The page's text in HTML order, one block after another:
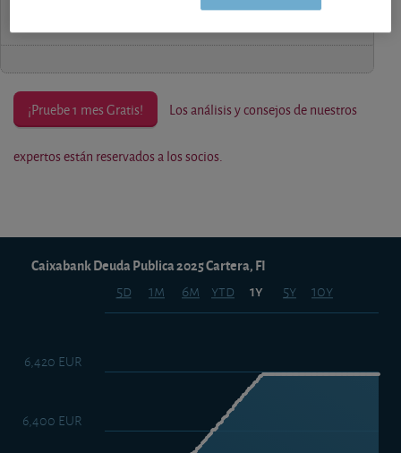
¡Pruebe 1 mes Gratis! Los análisis y consejos de nuestros
expertos están reservados a los socios.
5d 1m 6m ytd 1y 5y 10y
Caixabank Deuda Publica 2025 Cartera, FI
6,400 EUR
6,420 EUR